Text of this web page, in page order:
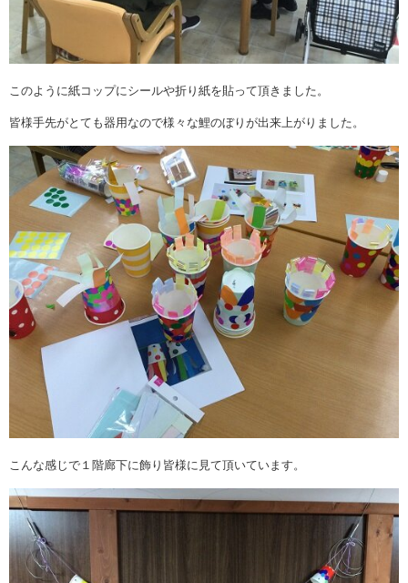
このように紙コップにシールや折り紙を貼って頂きました。
皆様手先がとても器用なので様々な鯉のぼりが出来上がりました。
こんな感じで１階廊下に飾り皆様に見て頂いています。